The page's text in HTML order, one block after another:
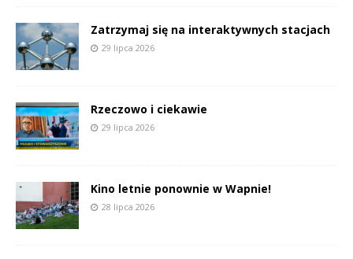
Zatrzymaj się na interaktywnych stacjach
29 lipca 2026
Rzeczowo i ciekawie
29 lipca 2026
Kino letnie ponownie w Wapnie!
28 lipca 2026